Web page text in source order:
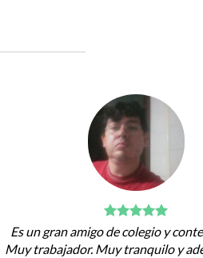
Es un gran amigo de colegio y
Muy trabajador. Muy tranquilo y